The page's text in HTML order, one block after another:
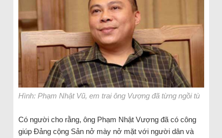
Hình: Phạm Nhật Vũ, em trai ông Vượng đã từng ngồi tù
Có người cho rằng, ông Phạm Nhật Vượng đã có công
giúp Đảng cộng Sản nở mày nở mặt với người dân và